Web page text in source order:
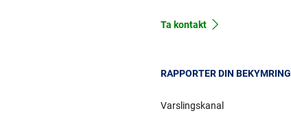
Ta kontakt
RAPPORTER DIN BEKYMRING
Varslingskanal